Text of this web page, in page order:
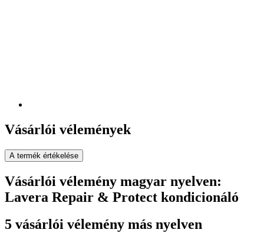
Vásárlói vélemények
A termék értékelése
Vásárlói vélemény magyar nyelven:
Lavera Repair & Protect kondicionáló
5 vásárlói vélemény más nyelven